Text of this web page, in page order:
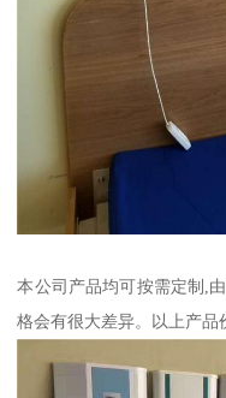
本公司产品均可按需定制,
格会有很大差异。以上产品